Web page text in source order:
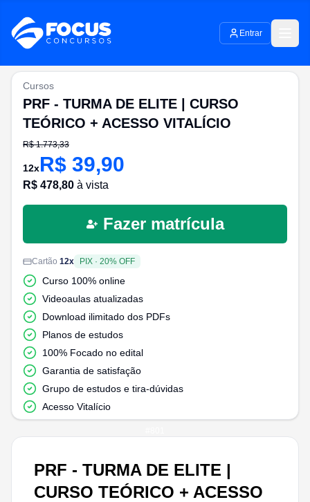
Entrar
PRF - TURMA DE ELITE |
CURSO TEÓRICO + ACESSO
Cursos
PRF - TURMA DE ELITE | CURSO
TEÓRICO + ACESSO VITALÍCIO
R$1.773,33
12xR$ 39,90
R$ 478,80 à vista
Fazer matrícula
Cartão 12x PIX · 20% OFF
Curso 100% online
Videoaulas atualizadas
Download ilimitado dos PDFs
Planos de estudos
100% Focado no edital
Garantia de satisfação
Grupo de estudos e tira-dúvidas
Acesso Vitalício